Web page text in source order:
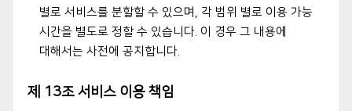
별로 서비스를 분할할 수 있으며, 각 범위 별로 이용 가능
시간을 별도로 정할 수 있습니다. 이 경우 그 내용에
대해서는 사전에 공지합니다.
제 13조 서비스 이용 책임